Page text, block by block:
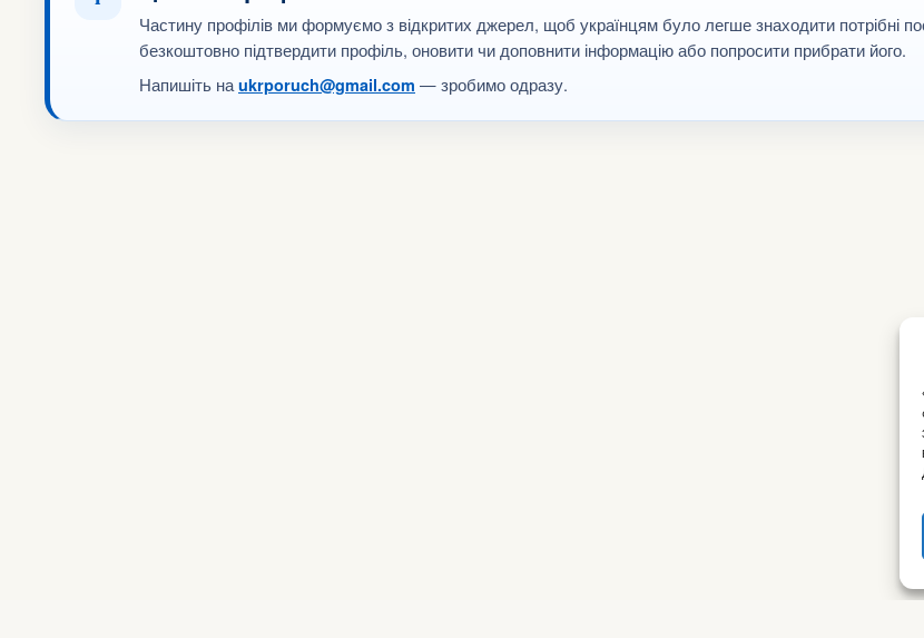
Частину профілів ми формуємо з відкритих джерел, щоб українцям було легше знаходити потрібні
безкоштовно підтвердити профіль, оновити чи доповнити інформацію або попросити прибрати його.
Напишіть на ukrporuch@gmail.com — зробимо одразу.